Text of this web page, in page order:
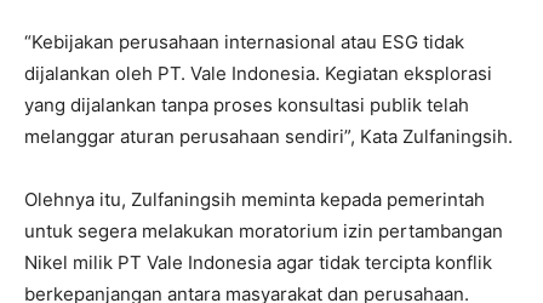
“Kebijakan perusahaan internasional atau ESG tidak
dijalankan oleh PT. Vale Indonesia. Kegiatan eksplorasi
yang dijalankan tanpa proses konsultasi publik telah
melanggar aturan perusahaan sendiri”, Kata Zulfaningsih.
Olehnya itu, Zulfaningsih meminta kepada pemerintah
untuk segera melakukan moratorium izin pertambangan
Nikel milik PT Vale Indonesia agar tidak tercipta konflik
berkepanjangan antara masyarakat dan perusahaan.